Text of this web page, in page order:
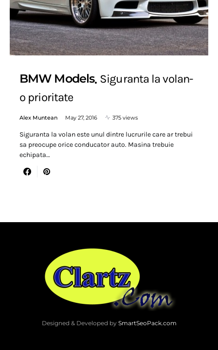
BMW Models Siguranta la volan-
o prioritate
Alex Muntean May 27, 2016 375 views
Siguranta la volan este unul dintre lucrurile care ar trebui
sa preocupe orice conducator auto. Masina trebuie
echipata…
Designed & Developed by SmartSeoPack.com